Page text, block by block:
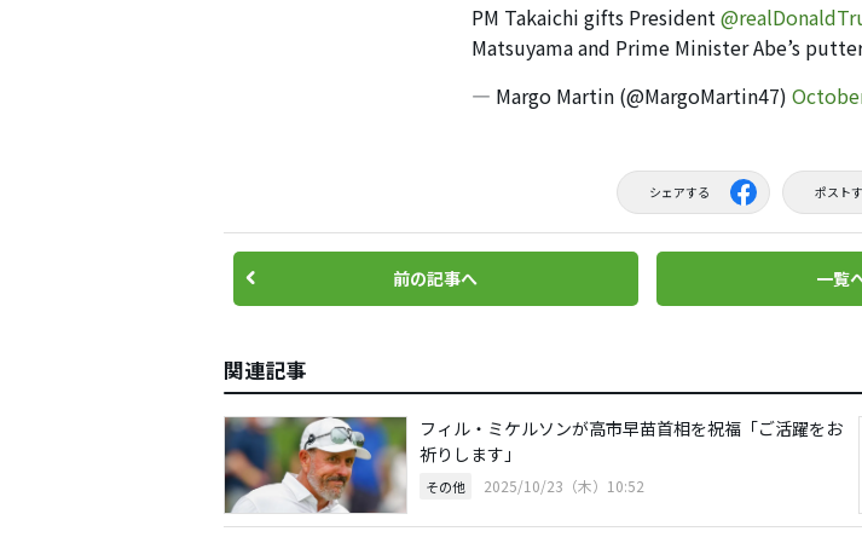
PM Takaichi gifts President
Matsuyama and Prime Minister Abe’s
— Margo Martin (@MargoMartin47)
シェアする ポスト
前の記事へ 一覧
関連記事
フィル・ミケルソンが高市早苗首相を祝福「ご活躍をお
祈りします」
その他 2025/10/23（木）10:52